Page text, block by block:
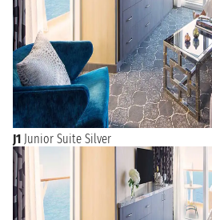
J1 Junior Suite Silver